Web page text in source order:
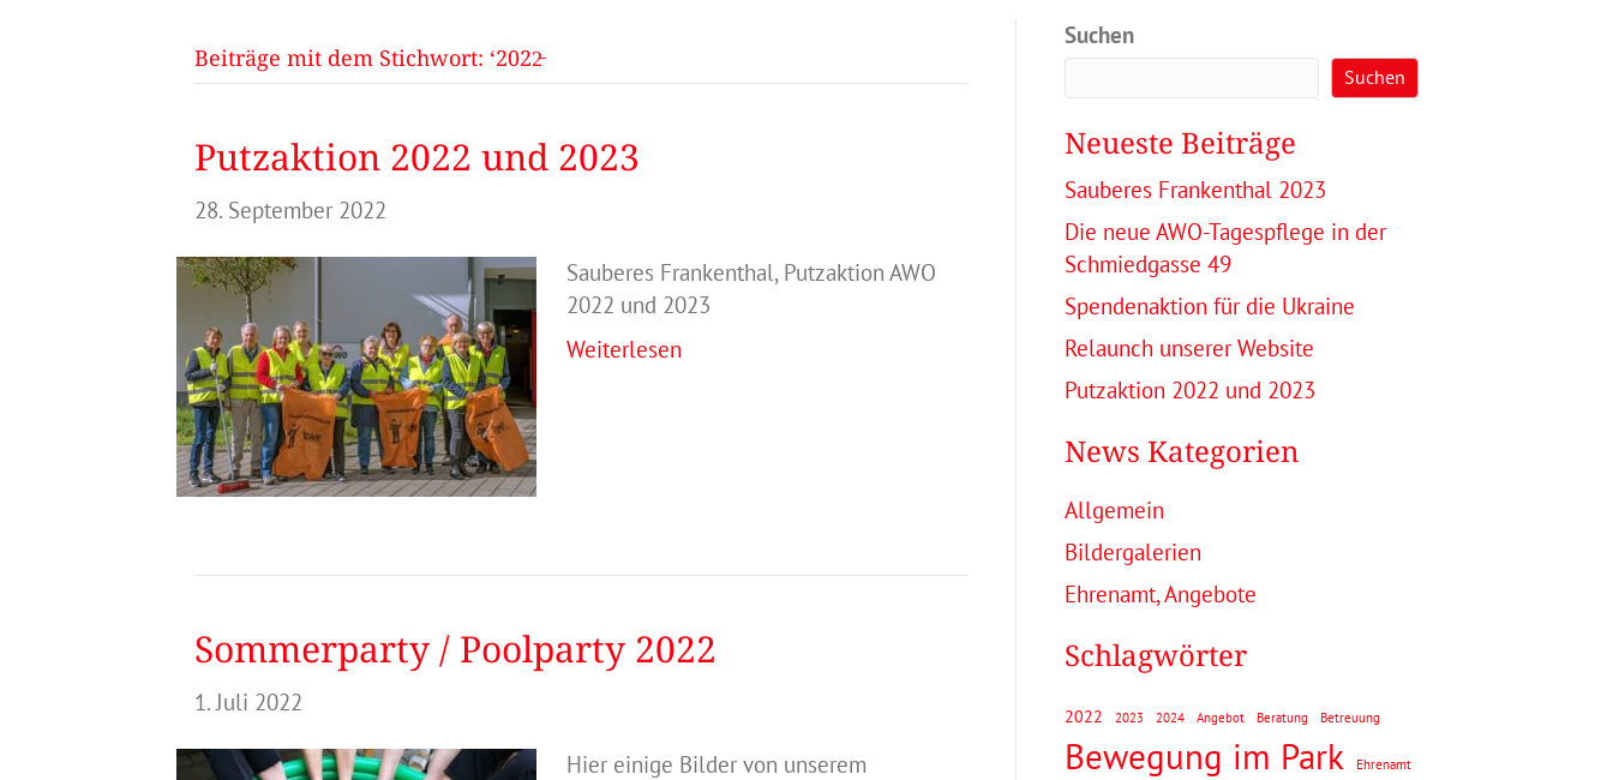
Beiträge mit dem Stichwort: ‘2022̵
Putzaktion 2022 und 2023
28. September 2022
Sauberes Frankenthal, Putzaktion AWO
2022 und 2023
Weiterlesen
Sommerparty / Poolparty 2022
1. Juli 2022
Hier einige Bilder von unserem
Suchen
Suchen
Neueste Beiträge
Sauberes Frankenthal 2023
Die neue AWO-Tagespflege in der
Schmiedgasse 49
Spendenaktion für die Ukraine
Relaunch unserer Website
Putzaktion 2022 und 2023
News Kategorien
Allgemein
Bildergalerien
Ehrenamt, Angebote
Schlagwörter
2022 2023 2024 Angebot Beratung Betreuung
Bewegung im Park Ehrenamt